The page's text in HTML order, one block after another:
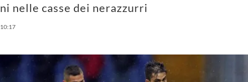
nelle casse dei nerazzurri